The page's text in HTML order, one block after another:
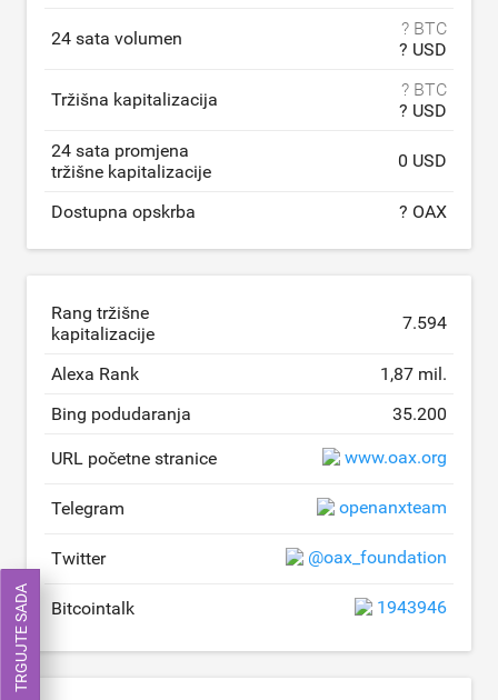
24 sata volumen
? BTC
? USD
Tržišna kapitalizacija
? BTC
? USD
24 sata promjena
tržišne kapitalizacije
0 USD
Dostupna opskrba ? OAX
Rang tržišne
kapitalizacije
7.594
Alexa Rank
1,87 mil.
Bing podudaranja
35.200
URL početne stranice www.oax.org
Telegram openanxteam
Twitter @oax_foundation
Bitcointalk 1943946
TRGUJTE SADA